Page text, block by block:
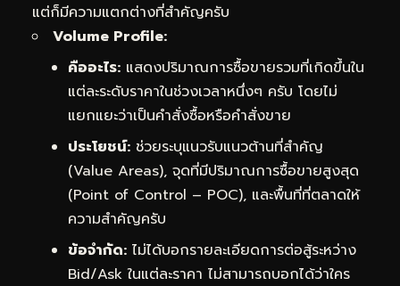
แต่ก็มีความแตกต่างที่สำคัญครับ
Volume Profile:
คืออะไร: แสดงปริมาณการซื้อขายรวมที่เกิดขึ้นใน
แต่ละระดับราคาในช่วงเวลาหนึ่งๆ ครับ โดยไม่
แยกแยะว่าเป็นคำสั่งซื้อหรือคำสั่งขาย
ประโยชน์: ช่วยระบุแนวรับแนวต้านที่สำคัญ
(Value Areas), จุดที่มีปริมาณการซื้อขายสูงสุด
(Point of Control – POC), และพื้นที่ที่ตลาดให้
ความสำคัญครับ
ข้อจำกัด: ไม่ได้บอกรายละเอียดการต่อสู้ระหว่าง
Bid/Ask ในแต่ละราคา ไม่สามารถบอกได้ว่าใคร